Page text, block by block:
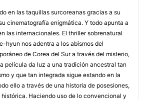
en las taquillas surcoreanas gracias a su
cinematografía enigmática. Y todo apunta a
las internacionales. El thriller sobrenatural
hyun nos adentra a los abismos del
de Corea del Sur a través del misterio,
película da luz a una tradición ancestral tan
y que tan integrada sigue estando en la
ello a través de una historia de posesiones,
Haciendo uso de lo convencional y